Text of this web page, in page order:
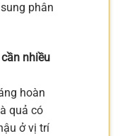
phân
nhiều
hoàn
quả có
ở vị trí